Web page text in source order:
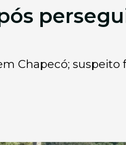
Chapecó; suspeito